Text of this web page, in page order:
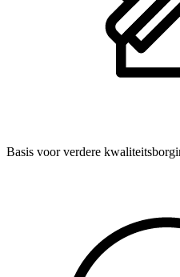
Basis voor verdere